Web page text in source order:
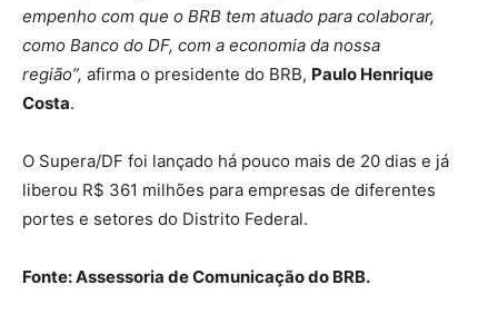
empenho com que o BRB tem atuado para colaborar,
como Banco do DF, com a economia da nossa
região”, afirma o presidente do BRB, Paulo Henrique
Costa.
O Supera/DF foi lançado há pouco mais de 20 dias e já
liberou R$ 361 milhões para empresas de diferentes
portes e setores do Distrito Federal.
Fonte: Assessoria de Comunicação do BRB.